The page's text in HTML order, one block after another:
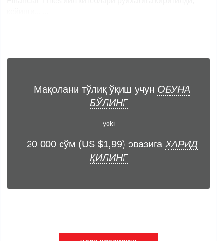
Мақолани тўлиқ ўқиш учун ОБУНА
БЎЛИНГ
yoki
20 000 сўм (US $1,99) эвазига ХАРИД
ҚИЛИНГ